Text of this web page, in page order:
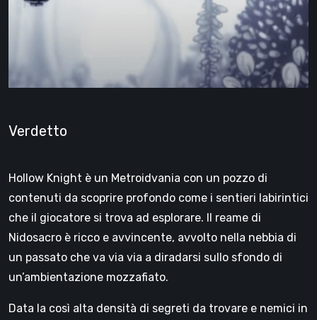
Verdetto
Hollow Knight è un Metroidvania con un pozzo di
contenuti da scoprire profondo come i sentieri labirintici
che il giocatore si trova ad esplorare. Il reame di
Nidosacro è ricco e avvincente, avvolto nella nebbia di
un passato che va via via a diradarsi sullo sfondo di
un’ambientazione mozzafiato.
Data la così alta densità di segreti da trovare e nemici in